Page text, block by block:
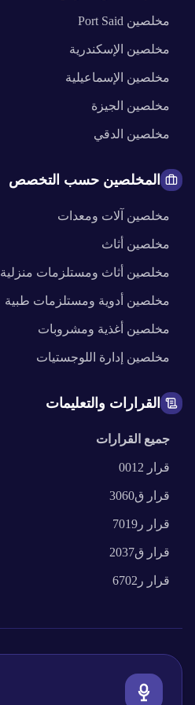
مخلصين Port Said
مخلصين الإسكندرية
مخلصين الإسماعيلية
مخلصين الجيزة
مخلصين الدقي
المخلصين حسب التخصص
مخلصين آلات ومعدات
مخلصين أثاث
مخلصين أثاث ومستلزمات منزلية
مخلصين أدوية ومستلزمات طبية
مخلصين أغذية ومشروبات
مخلصين إدارة اللوجستيات
القرارات والتعليمات
جميع القرارات
قرار 0012
قرار ق3060
قرار ر7019
قرار ق2037
قرار ر6702